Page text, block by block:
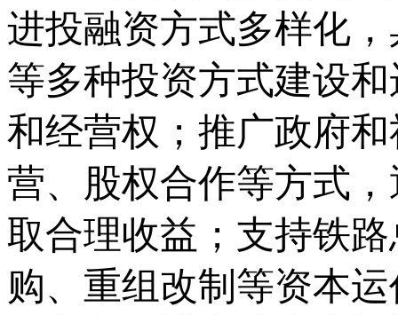
进投融资方式多样化
等多种投资方式建设
和经营权；推广政府
营、股权合作等方式
取合理收益；支持铁
购、重组改制等资本